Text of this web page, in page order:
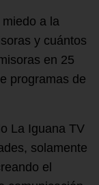
a la
y cuántos
en 25
programas de
La Iguana TV
solamente
el